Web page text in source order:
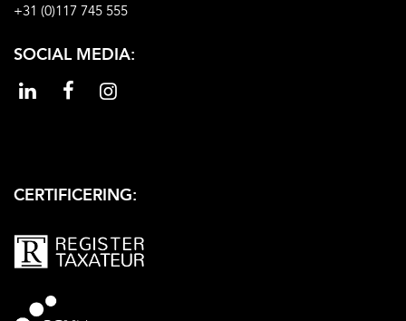
+31 (0)117 745 555
SOCIAL MEDIA:
CERTIFICERING: